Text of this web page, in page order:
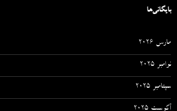
بایگانی‌ها
مارس 2026
نوامبر 2025
سپتامبر 2025
آگوست 2025